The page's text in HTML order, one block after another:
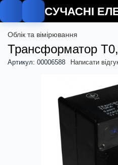
Облік та вімірювання
Трансформатор
Артикул: 00006588 Написати